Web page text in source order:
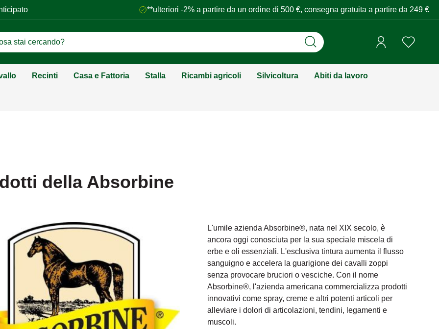
**ulteriori -2% a partire da un ordine di 500 €, consegna gratuita a partire da 249 €
Recinti Casa e Fattoria Stalla Ricambi agricoli Silvicoltura Abiti da lavoro
della Absorbine
L'umile azienda Absorbine®, nata nel XIX secolo, è
ancora oggi conosciuta per la sua speciale miscela di
erbe e oli essenziali. L'esclusiva tintura aumenta il flusso
sanguigno e accelera la guarigione dei cavalli zoppi
senza provocare bruciori o vesciche. Con il nome
Absorbine®, l'azienda americana commercializza prodotti
innovativi come spray, creme e altri potenti articoli per
alleviare i dolori di articolazioni, tendini, legamenti e
muscoli.